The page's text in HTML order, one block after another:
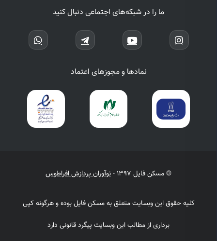
ما را در شبکه‌های اجتماعی دنبال کنید
نمادها و مجوزهای اعتماد
© مسکن فایل 1397 - نوآوران پردازش افراطوس
کلیه حقوق این وبسایت متعلق به مسکن فایل بوده و هرگونه کپی
برداری از مطالب این وبسایت پیگرد قانونی دارد